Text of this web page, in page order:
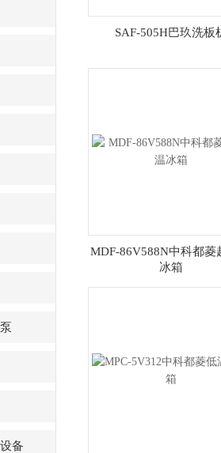
备
SAF-505H巴玖洗板
MDF-86V588N中科都菱
冰箱